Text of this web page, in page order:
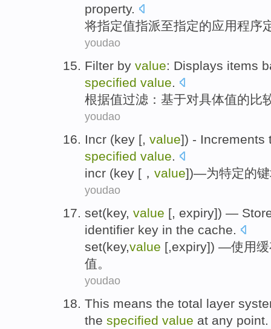
property.
将指定值指派至指定的应用程序
youdao
Filter by value: Displays items
specified value.
根据值过滤 ： 基于对具体值的比
youdao
Incr (key [, value]) - Increments
specified value.
incr (key [， value])—为特定的键
youdao
set(key, value [, expiry]) —
identifier key in the cache.
set(key,value [,expiry]) —使用
值。
youdao
This means the total layer
the specified value at any point